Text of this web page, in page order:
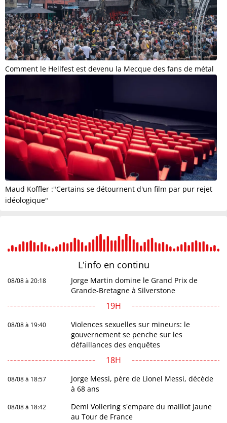
Comment le Hellfest est devenu la Mecque des fans de métal
Maud Koffler :"Certains se détournent d'un film par pur rejet
idéologique"
L'info en continu
08/08 à 20:18
Jorge Martin domine le Grand Prix de
Grande-Bretagne à Silverstone
19H
08/08 à 19:40
Violences sexuelles sur mineurs: le
gouvernement se penche sur les
défaillances des enquêtes
18H
08/08 à 18:57
Jorge Messi, père de Lionel Messi, décède
à 68 ans
08/08 à 18:42
Demi Vollering s'empare du maillot jaune
au Tour de France